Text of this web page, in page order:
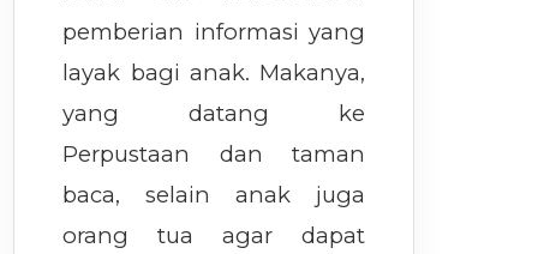
pemberian informasi yang
layak bagi anak. Makanya,
yang datang ke
Perpustaan dan taman
baca, selain anak juga
orang tua agar dapat